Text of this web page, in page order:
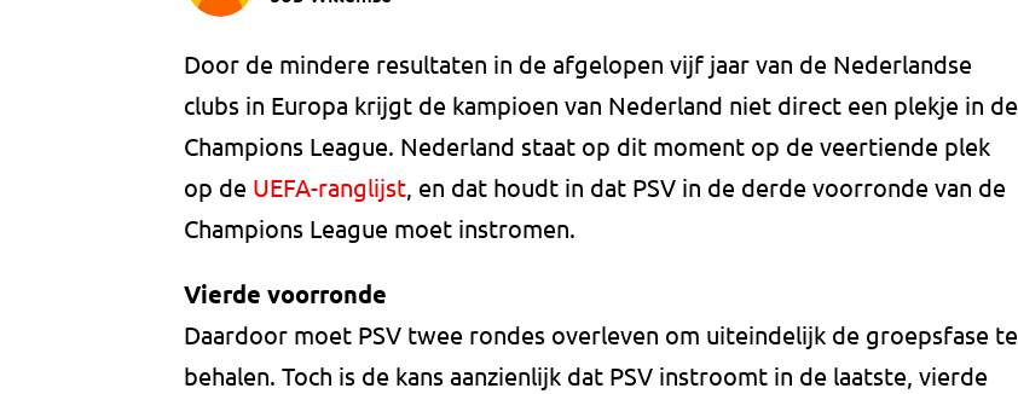
Door de mindere resultaten in de afgelopen vijf jaar van de Nederlandse
clubs in Europa krijgt de kampioen van Nederland niet direct een plekje in de
Champions League. Nederland staat op dit moment op de veertiende plek
op de UEFA-ranglijst, en dat houdt in dat PSV in de derde voorronde van de
Champions League moet instromen.
Vierde voorronde
Daardoor moet PSV twee rondes overleven om uiteindelijk de groepsfase te
behalen. Toch is de kans aanzienlijk dat PSV instroomt in de laatste, vierde